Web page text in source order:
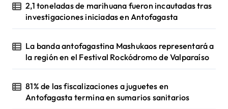
2,1 toneladas de marihuana fueron incautadas tras
investigaciones iniciadas en Antofagasta
La banda antofagastina Mashukaos representará a
la región en el Festival Rockódromo de Valparaíso
81% de las fiscalizaciones a juguetes en
Antofagasta termina en sumarios sanitarios